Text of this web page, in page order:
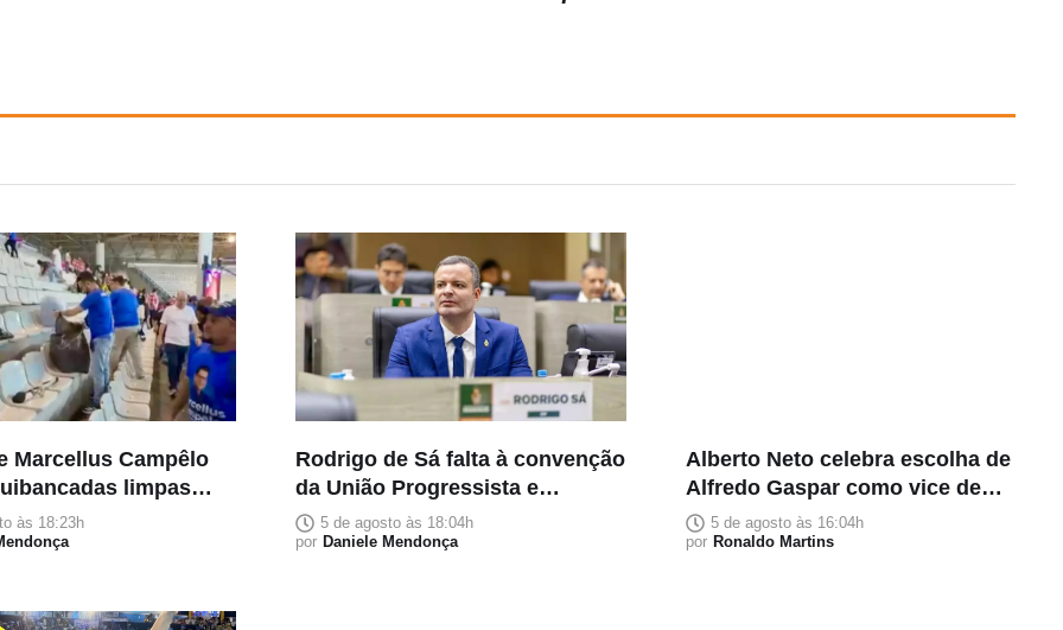
Marcellus Campêlo
limpas
partidária
às 18:23h
Rodrigo de Sá falta à convenção
da União Progressista e
ausência causa estranheza
5 de agosto às 18:04h
por Daniele Mendonça
Alberto Neto celebra escolha de
Alfredo Gaspar como vice de
Flávio Bolsonaro: “Muito feliz”
5 de agosto às 16:04h
por Ronaldo Martins